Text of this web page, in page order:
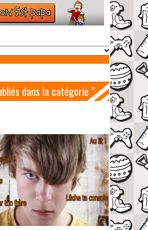
dans la catégorie "
"